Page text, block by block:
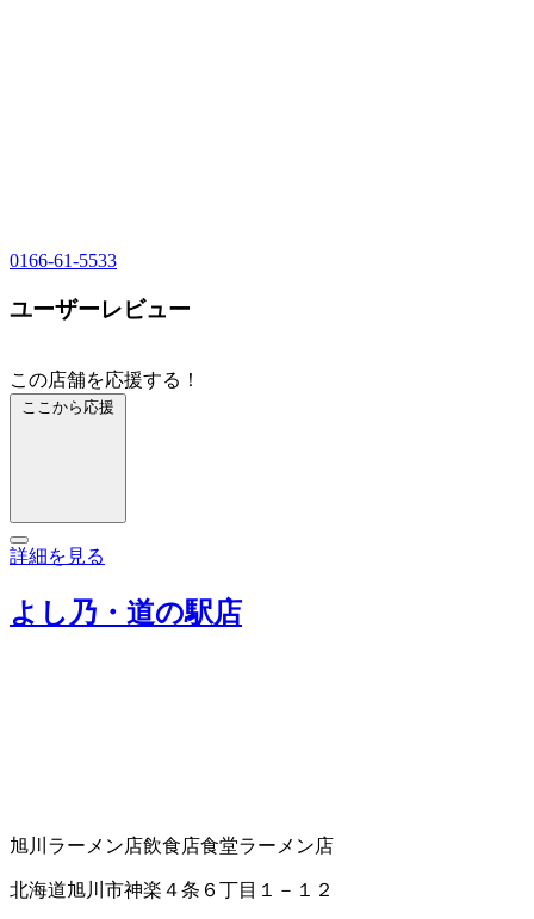
0166-61-5533
ユーザーレビュー
この店舗を応援する！
ここから応援
詳細を見る
よし乃・道の駅店
旭川ラーメン店飲食店食堂ラーメン店
北海道旭川市神楽４条６丁目１－１２